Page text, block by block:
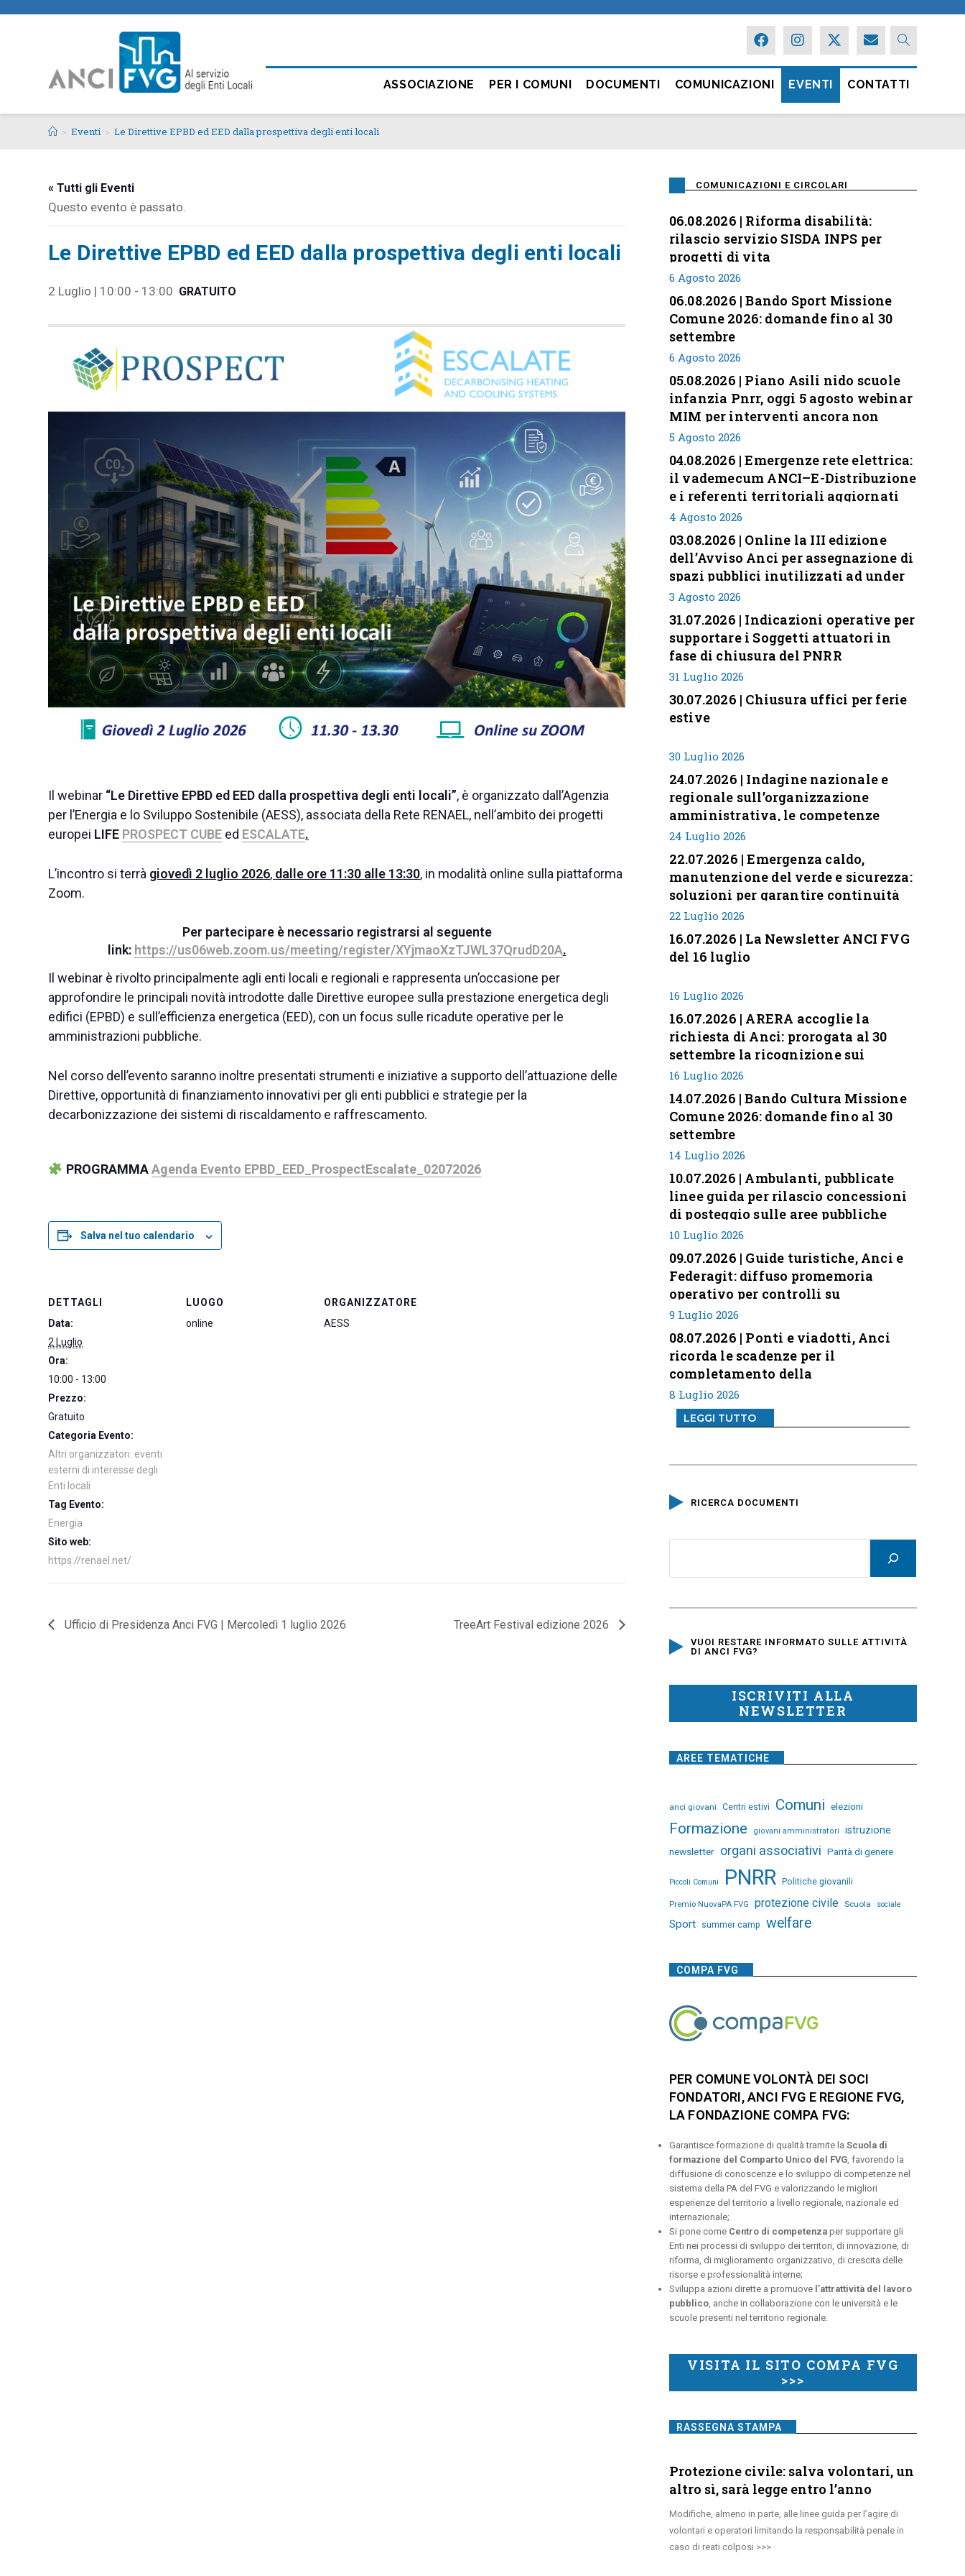
ASSOCIAZIONE PER I COMUNI DOCUMENTI COMUNICAZIONI EVENTI CONTATTI
> Eventi > Le Direttive EPBD ed EED dalla prospettiva degli enti locali
« Tutti gli Eventi
Questo evento è passato.
Le Direttive EPBD ed EED dalla prospettiva degli enti locali
2 Luglio | 10:00 - 13:00 GRATUITO
Il webinar “Le Direttive EPBD ed EED dalla prospettiva degli enti locali”, è organizzato dall’Agenzia
per l’Energia e lo Sviluppo Sostenibile (AESS), associata della Rete RENAEL, nell’ambito dei progetti
europei LIFE PROSPECT CUBE ed ESCALATE.
L’incontro si terrà giovedì 2 luglio 2026, dalle ore 11:30 alle 13:30, in modalità online sulla piattaforma
Zoom.
Per partecipare è necessario registrarsi al seguente
link: https://us06web.zoom.us/meeting/register/XYjmaoXzTJWL37QrudD20A.
Il webinar è rivolto principalmente agli enti locali e regionali e rappresenta un’occasione per
approfondire le principali novità introdotte dalle Direttive europee sulla prestazione energetica degli
edifici (EPBD) e sull’efficienza energetica (EED), con un focus sulle ricadute operative per le
amministrazioni pubbliche.
Nel corso dell’evento saranno inoltre presentati strumenti e iniziative a supporto dell’attuazione delle
Direttive, opportunità di finanziamento innovativi per gli enti pubblici e strategie per la
decarbonizzazione dei sistemi di riscaldamento e raffrescamento.
PROGRAMMAAgenda Evento EPBD_EED_ProspectEscalate_02072026
Salva nel tuo calendario
DETTAGLI
Data:
2 Luglio
Ora:
10:00 - 13:00
Prezzo:
Gratuito
Categoria Evento:
Altri organizzatori: eventi
esterni di interesse degli
Enti locali
Tag Evento:
Energia
Sito web:
https://renael.net/
LUOGO
online
ORGANIZZATORE
AESS
Ufficio di Presidenza Anci FVG | Mercoledì 1 luglio 2026 TreeArt Festival edizione 2026
COMUNICAZIONI E CIRCOLARI
06.08.2026 | Riforma disabilità:
rilascio servizio SISDA INPS per
progetti di vita
6 Agosto 2026
06.08.2026 | Bando Sport Missione
Comune 2026: domande fino al 30
settembre
6 Agosto 2026
05.08.2026 | Piano Asili nido scuole
infanzia Pnrr, oggi 5 agosto webinar
MIM per interventi ancora non
conclusi
5 Agosto 2026
04.08.2026 | Emergenze rete elettrica:
il vademecum ANCI–E-Distribuzione
e i referenti territoriali aggiornati
4 Agosto 2026
03.08.2026 | Online la III edizione
dell’Avviso Anci per assegnazione di
spazi pubblici inutilizzati ad under
35
3 Agosto 2026
31.07.2026 | Indicazioni operative per
supportare i Soggetti attuatori in
fase di chiusura del PNRR
31 Luglio 2026
30.07.2026 | Chiusura uffici per ferie
estive
30 Luglio 2026
24.07.2026 | Indagine nazionale e
regionale sull’organizzazione
amministrativa, le competenze
professionali e i modelli di gestione
nei piccoli Comuni italiani
24 Luglio 2026
22.07.2026 | Emergenza caldo,
manutenzione del verde e sicurezza:
soluzioni per garantire continuità
servizi
22 Luglio 2026
16.07.2026 | La Newsletter ANCI FVG
del 16 luglio
16 Luglio 2026
16.07.2026 | ARERA accoglie la
richiesta di Anci: prorogata al 30
settembre la ricognizione sui
corrispettivi
16 Luglio 2026
14.07.2026 | Bando Cultura Missione
Comune 2026: domande fino al 30
settembre
14 Luglio 2026
10.07.2026 | Ambulanti, pubblicate
linee guida per rilascio concessioni
di posteggio sulle aree pubbliche
10 Luglio 2026
09.07.2026 | Guide turistiche, Anci e
Federagit: diffuso promemoria
operativo per controlli su
professione
9 Luglio 2026
08.07.2026 | Ponti e viadotti, Anci
ricorda le scadenze per il
completamento della
classificazione del rischio
8 Luglio 2026
LEGGI TUTTO
RICERCA DOCUMENTI
VUOI RESTARE INFORMATO SULLE ATTIVITÀ
DI ANCI FVG?
ISCRIVITI ALLA
NEWSLETTER
AREE TEMATICHE
anci giovani Centri estivi Comuni elezioni
Formazione giovani amministratori
istruzione
newsletter organi associativi Parità di genere
Piccoli Comuni PNRR Politiche giovanili
Premio NuovaPA FVG protezione civile Scuola sociale
Sport summer camp welfare
COMPA FVG
PER COMUNE VOLONTÀ DEI SOCI
FONDATORI, ANCI FVG E REGIONE FVG,
LA FONDAZIONE COMPA FVG:
Garantisce formazione di qualità tramite la Scuola di
formazione del Comparto Unico del FVG, favorendo la
diffusione di conoscenze e lo sviluppo di competenze nel
sistema della PA del FVG e valorizzando le migliori
esperienze del territorio a livello regionale, nazionale ed
internazionale;
Si pone come Centro di competenzaper supportare gli
Enti nei processi di sviluppo dei territori, di innovazione, di
riforma, di miglioramento organizzativo, di crescita delle
risorse e professionalità interne;
Sviluppa azioni dirette a promuove l’attrattività del lavoro
pubblico, anche in collaborazione con le università e le
scuole presenti nel territorio regionale.
VISITA IL SITO COMPA FVG
>>>
RASSEGNA STAMPA
Protezione civile: salva volontari, un
altro sì, sarà legge entro l’anno
Modifiche, almeno in parte, alle linee guida per l’agire di
volontari e operatori limitando la responsabilità penale in
caso di reati colposi